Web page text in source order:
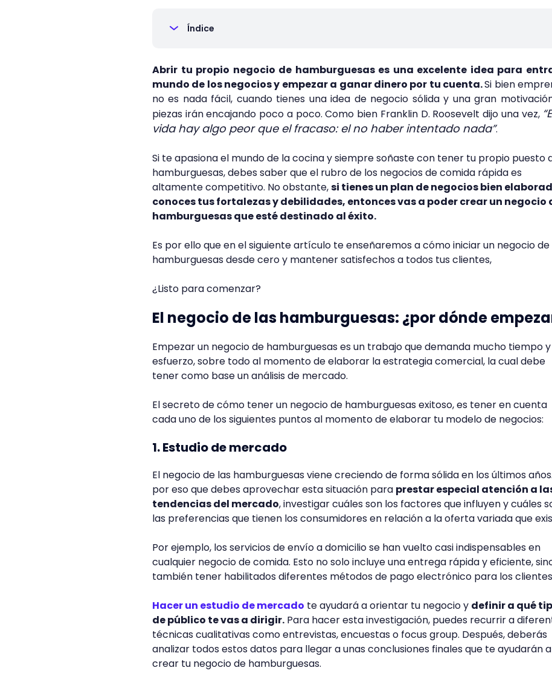
Índice
Abrir tu propio negocio de hamburguesas es una excelente idea para
mundo de los negocios y empezar a ganar dinero por tu cuenta.Si bien
no es nada fácil, cuando tienes una idea de negocio sólida y una gran
piezas irán encajando poco a poco. Como bien Franklin D. Roosevelt dijo una vez,
vida hay algo peor que el fracaso: el no haber intentado nada”.
Si te apasiona el mundo de la cocina y siempre soñaste con tener tu propio puesto
hamburguesas, debes saber que el rubro de los negocios de comida rápida es
altamente competitivo. No obstante,si tienes un plan de negocios bien
conoces tus fortalezas y debilidades, entonces vas a poder crear un negocio
hamburguesas que esté destinado al éxito.
Es por ello que en el siguiente artículo te enseñaremos a cómo iniciar un negocio de
hamburguesas desde cero y mantener satisfechos a todos tus clientes,
¿Listo para comenzar?
El negocio de las hamburguesas: ¿por dónde
Empezar un negocio de hamburguesas es un trabajo que demanda mucho tiempo y
esfuerzo, sobre todo al momento de elaborar la estrategia comercial, la cual debe
tener como base un análisis de mercado.
El secreto de cómo tener un negocio de hamburguesas exitoso, es tener en cuenta
cada uno de los siguientes puntos al momento de elaborar tu modelo de negocios:
1. Estudio de mercado
El negocio de las hamburguesas viene creciendo de forma sólida en los últimos
por eso que debes aprovechar esta situación para prestar especial atención a
tendencias del mercado, investigar cuáles son los factores que influyen y cuáles
las preferencias que tienen los consumidores en relación a la oferta variada que
Por ejemplo, los servicios de envío a domicilio se han vuelto casi indispensables en
cualquier negocio de comida. Esto no solo incluye una entrega rápida y eficiente,
también tener habilitados diferentes métodos de pago electrónico para los
Hacer un estudio de mercado te ayudará a orientar tu negocio y definir a qué
de público te vas a dirigir. Para hacer esta investigación, puedes recurrir a
técnicas cualitativas como entrevistas, encuestas o focus group. Después, deberás
analizar todos estos datos para llegar a unas conclusiones finales que te ayudarán a
crear tu negocio de hamburguesas.